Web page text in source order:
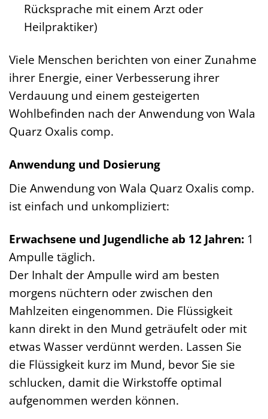
Rücksprache mit einem Arzt oder
Heilpraktiker)
Viele Menschen berichten von einer Zunahme
ihrer Energie, einer Verbesserung ihrer
Verdauung und einem gesteigerten
Wohlbefinden nach der Anwendung von Wala
Quarz Oxalis comp.
Anwendung und Dosierung
Die Anwendung von Wala Quarz Oxalis comp.
ist einfach und unkompliziert:
Erwachsene und Jugendliche ab 12 Jahren: 1
Ampulle täglich.
Der Inhalt der Ampulle wird am besten
morgens nüchtern oder zwischen den
Mahlzeiten eingenommen. Die Flüssigkeit
kann direkt in den Mund geträufelt oder mit
etwas Wasser verdünnt werden. Lassen Sie
die Flüssigkeit kurz im Mund, bevor Sie sie
schlucken, damit die Wirkstoffe optimal
aufgenommen werden können.